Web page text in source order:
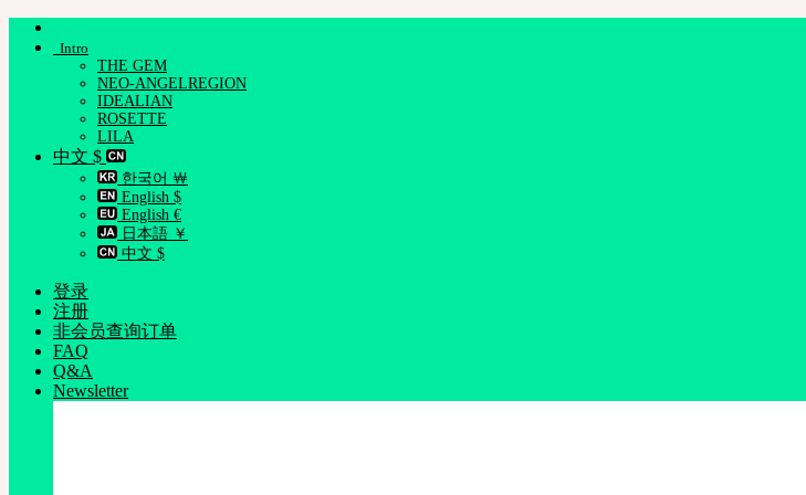
Intro
THE GEM
NEO-ANGELREGION
IDEALIAN
ROSETTE
LILA
中文 $
한국어 ￦
English $
English €
日本語 ￥
中文 $
登录
注册
非会员查询订单
FAQ
Q&A
Newsletter